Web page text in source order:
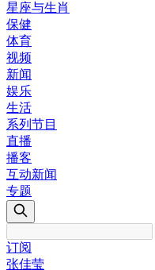
星座与生肖
保健
体育
视频
新闻
娱乐
生活
系列节目
直播
播客
互动新闻
专题
订阅
张佳莹